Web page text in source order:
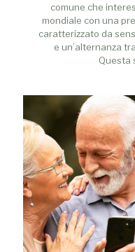
comune che
mondiale con una
caratterizzato da
e un’alternanza
Questa